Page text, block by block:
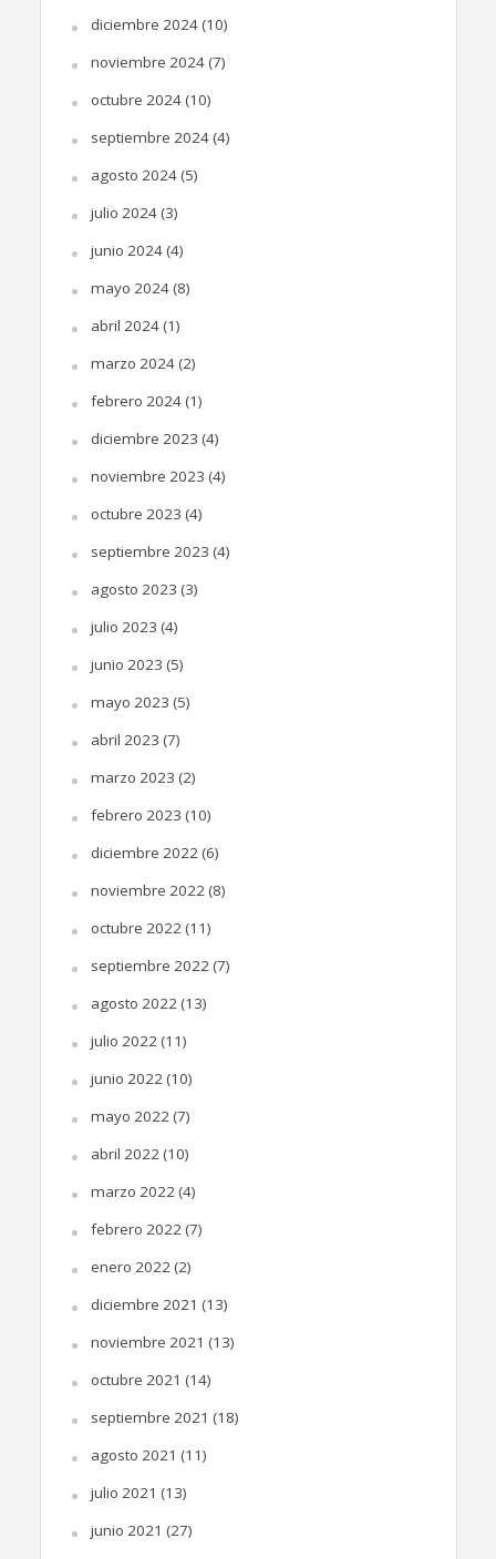
diciembre 2024(10)
noviembre 2024(7)
octubre 2024(10)
septiembre 2024(4)
agosto 2024(5)
julio 2024(3)
junio 2024(4)
mayo 2024(8)
abril 2024(1)
marzo 2024(2)
febrero 2024(1)
diciembre 2023 (4)
noviembre 2023 (4)
octubre 2023 (4)
septiembre 2023 (4)
agosto 2023 (3)
julio 2023 (4)
junio 2023 (5)
mayo 2023 (5)
abril 2023 (7)
marzo 2023 (2)
febrero 2023 (10)
diciembre 2022(6)
noviembre 2022(8)
octubre 2022(11)
septiembre 2022(7)
agosto 2022(13)
julio 2022(11)
junio 2022(10)
mayo 2022(7)
abril 2022(10)
marzo 2022(4)
febrero 2022(7)
enero 2022(2)
diciembre 2021 (13)
noviembre 2021 (13)
octubre 2021 (14)
septiembre 2021 (18)
agosto 2021 (11)
julio 2021 (13)
junio 2021 (27)